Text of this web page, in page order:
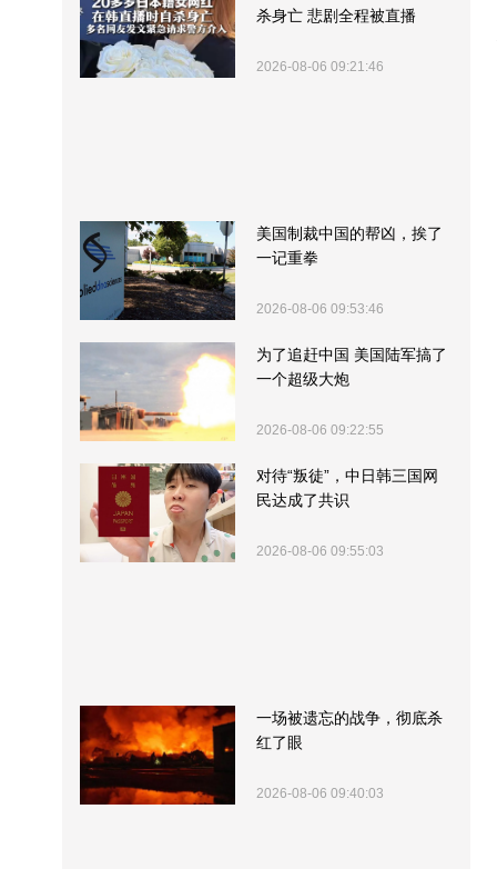
杀身亡 悲剧全程被直播
2026-08-06 09:21:46
美国制裁中国的帮凶，挨了
一记重拳
2026-08-06 09:53:46
为了追赶中国 美国陆军搞了
一个超级大炮
2026-08-06 09:22:55
对待“叛徒”，中日韩三国网
民达成了共识
2026-08-06 09:55:03
一场被遗忘的战争，彻底杀
红了眼
2026-08-06 09:40:03